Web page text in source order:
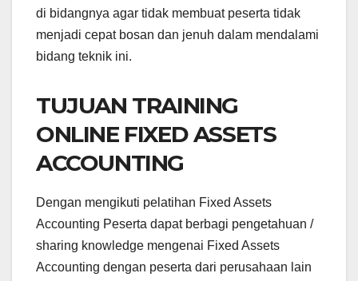
di bidangnya agar tidak membuat peserta tidak
menjadi cepat bosan dan jenuh dalam mendalami
bidang teknik ini.
TUJUAN TRAINING
ONLINE FIXED ASSETS
ACCOUNTING
Dengan mengikuti pelatihan Fixed Assets
Accounting Peserta dapat berbagi pengetahuan /
sharing knowledge mengenai Fixed Assets
Accounting dengan peserta dari perusahaan lain